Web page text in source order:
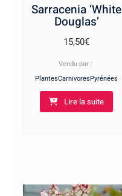
Sarracenia ‘White
Douglas’
15,50€
Vendu par :
PlantesCarnivoresPyrénées
Lire la suite